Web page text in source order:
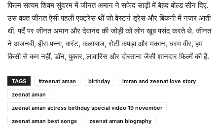
फिल्म सत्यम शिवम सुंदरम में जीनत अमान ने सफेद साड़ी में बेहद बोल्ड सीन दिए.
उस वक्त जीनत ऐसी पहली एक्ट्रेस थीं जो वेस्टर्न ड्रेस और बिकनी में नजर आती
थीं. पर्दे पर जीनत अमान और देवानंद की जोड़ी को लोग खूब पसंद करते थे. जीनत
ने अजनबी, हीरा पन्ना, वारंट, कलाबाज, रोटी कपड़ा और मकान, धरम वीर, हम
किसी से कम नहीं, डॉन, पुकार, लावारिस और दोस्ताना जैसी शानदार फिल्में की हैं.
TAGS #zeenat aman birthday
imran and zeenat love story
zeenat aman
zeenat aman actress birthday special video 19 november
zeenat aman best songs
zeenat aman biography